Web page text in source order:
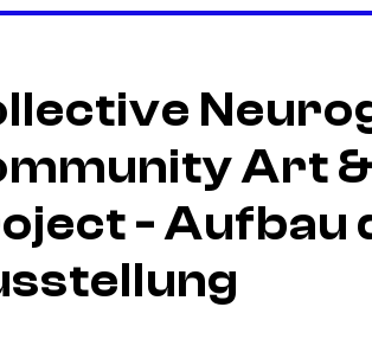
Art
- Aufbau